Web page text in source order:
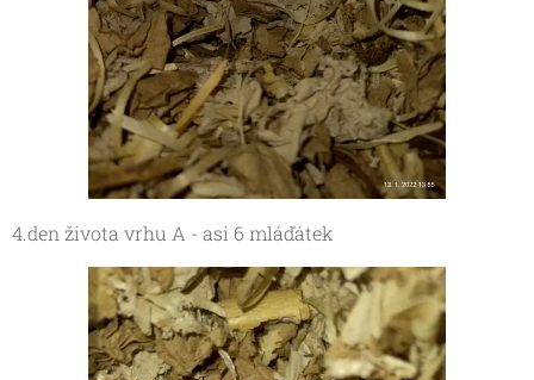
4.den života vrhu A - asi 6 mláďátek